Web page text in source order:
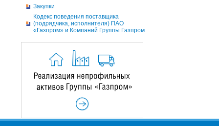
Закупки
Кодекс поведения поставщика
(подрядчика, исполнителя) ПАО
«Газпром» и Компаний Группы Газпром